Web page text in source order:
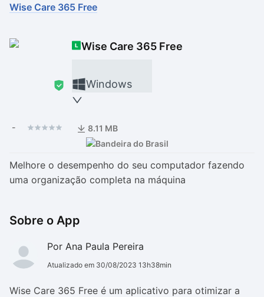
Wise Care 365 Free
Wise Care 365 Free
Windows
- 8.11 MB
Melhore o desempenho do seu computador fazendo
uma organização completa na máquina
Sobre o App
Por Ana Paula Pereira
Atualizado em 30/08/2023 13h38min
Wise Care 365 Free é um aplicativo para otimizar a